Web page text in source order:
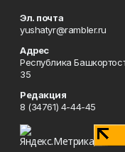
Эл. почта
yushatyr@rambler.ru
Адрес
Республика
35
Редакция
8 (34761) 4-44-45